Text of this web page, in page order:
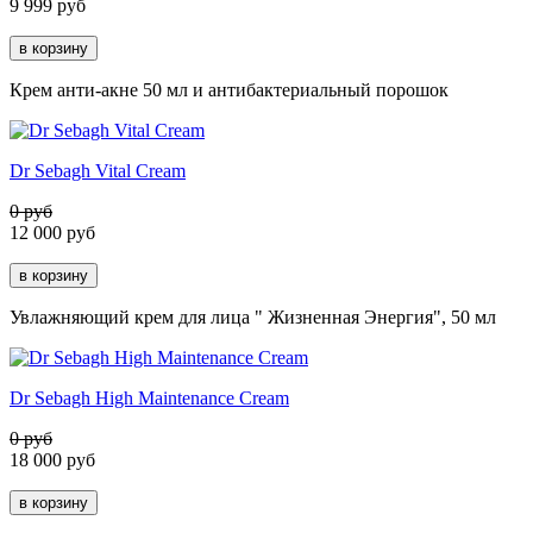
9 999 руб
Крем анти-акне 50 мл и антибактериальный порошок
Dr Sebagh Vital Cream
0 руб
12 000 руб
Увлажняющий крем для лица " Жизненная Энергия", 50 мл
Dr Sebagh High Maintenance Cream
0 руб
18 000 руб